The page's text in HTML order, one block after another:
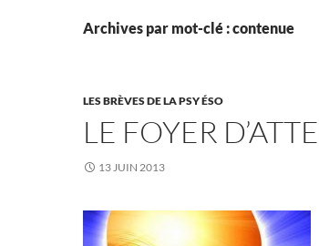
Archives par mot-clé : contenue
LES BRÈVES DE LA PSY ÉSO
LE FOYER
13 JUIN 2013